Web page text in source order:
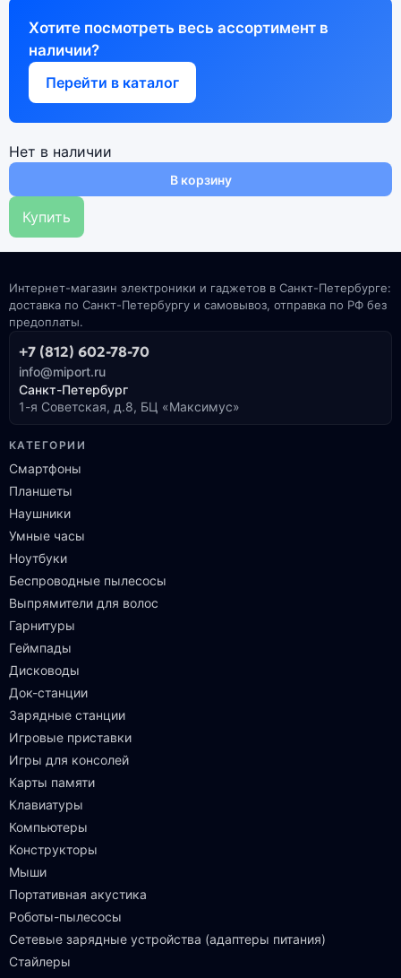
Хотите посмотреть весь ассортимент в
наличии?
Перейти в каталог
Нет в наличии
В корзину
Купить
Интернет-магазин электроники и гаджетов в Санкт-Петербурге:
доставка по Санкт-Петербургу и самовывоз, отправка по РФ без
предоплаты.
+7 (812) 602-78-70
info@miport.ru
Санкт-Петербург
1-я Советская, д.8, БЦ «Максимус»
КАТЕГОРИИ
Смартфоны
Планшеты
Наушники
Умные часы
Ноутбуки
Беспроводные пылесосы
Выпрямители для волос
Гарнитуры
Геймпады
Дисководы
Док-станции
Зарядные станции
Игровые приставки
Игры для консолей
Карты памяти
Клавиатуры
Компьютеры
Конструкторы
Мыши
Портативная акустика
Роботы-пылесосы
Сетевые зарядные устройства (адаптеры питания)
Стайлеры